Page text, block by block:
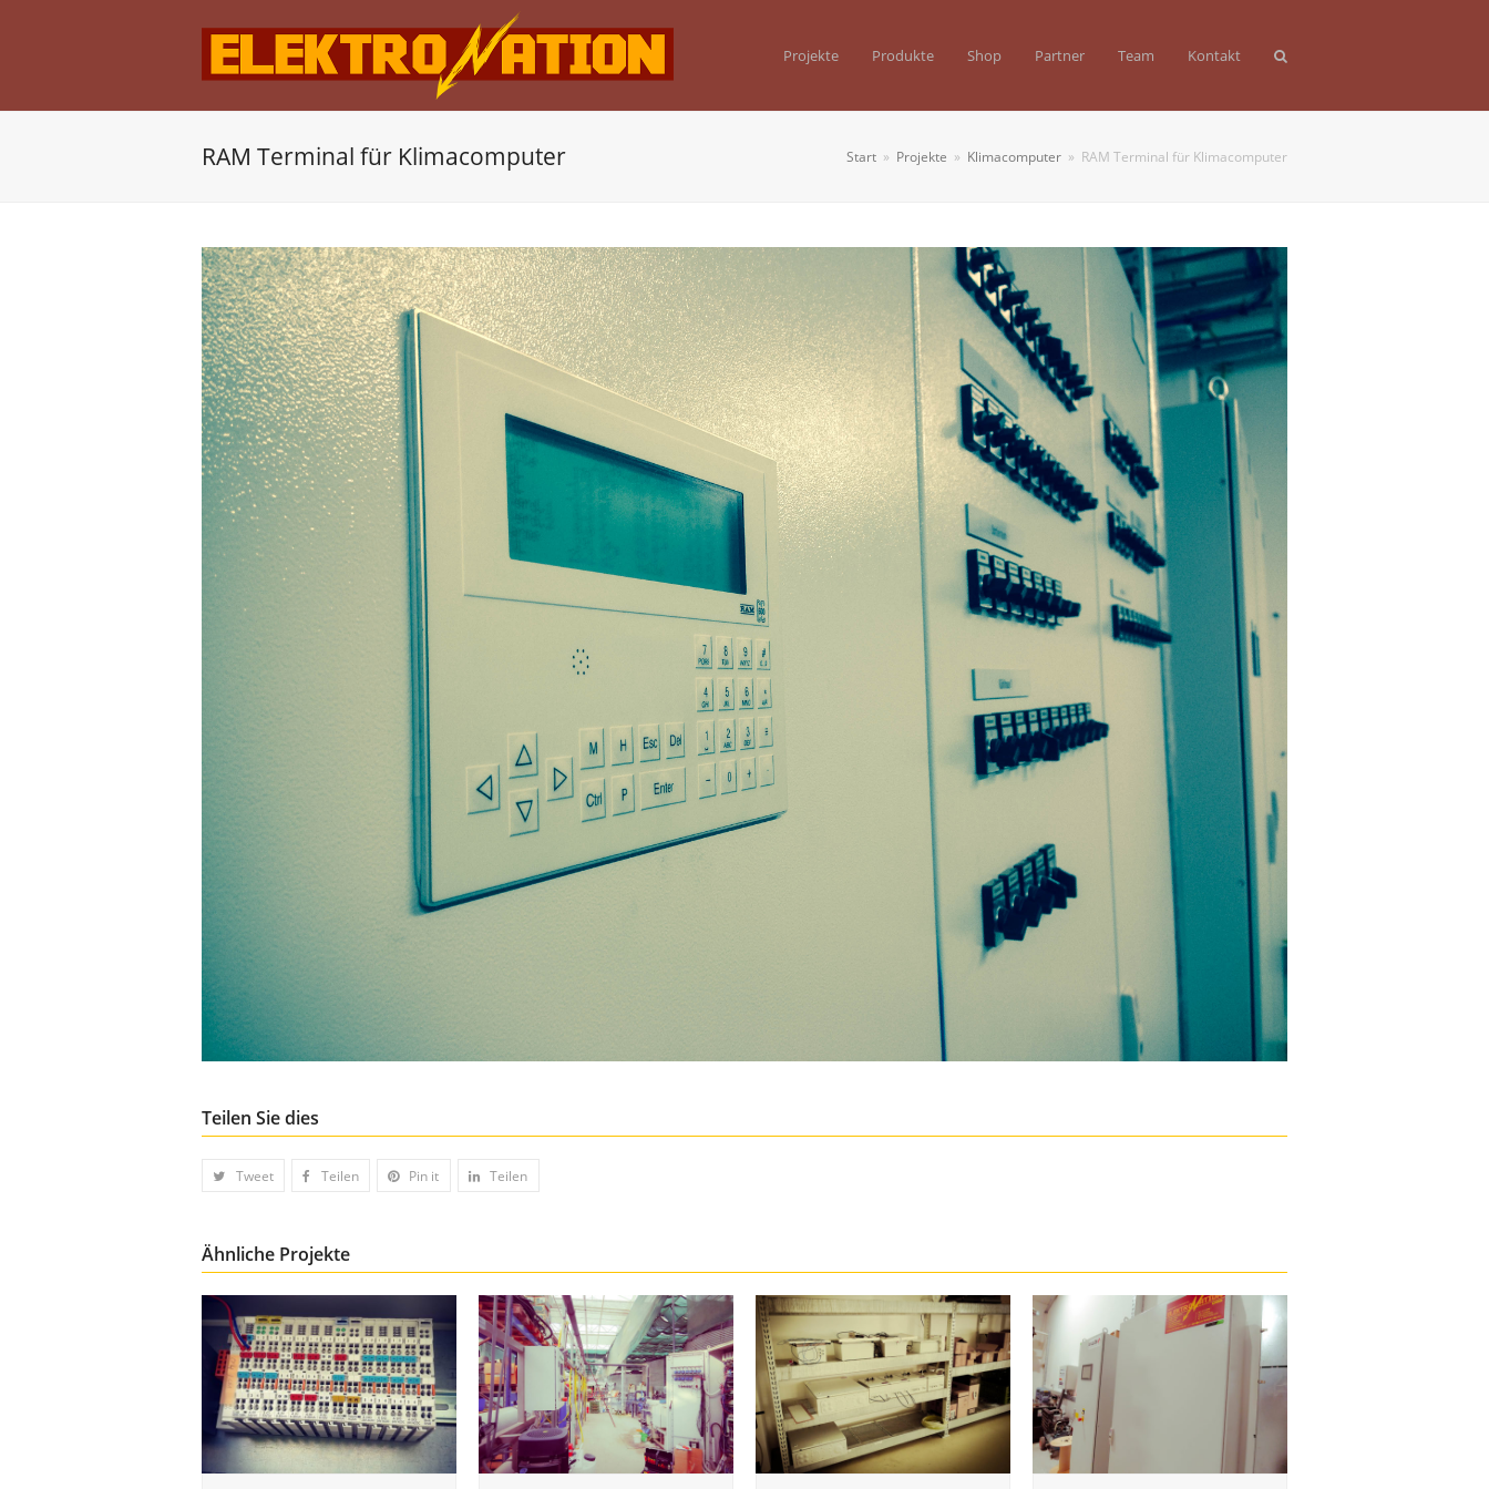
Projekte Produkte Shop Partner Team Kontakt
RAM Terminal für Klimacomputer Start » Projekte » Klimacomputer » RAM Terminal für Klimacomputer
Teilen Sie dies
Tweet Teilen Pin it Teilen
Ähnliche Projekte